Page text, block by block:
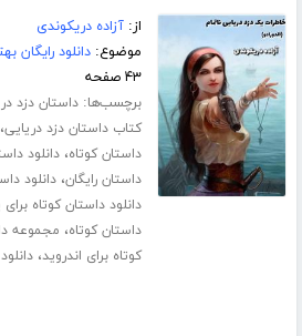
از:آزاده دریکوندی
موضوع:دانلود رایگان
۴۳ صفحه
برچسب‌ها:داستان دزد
کتاب داستان دزد دریایی
داستان کوتاه،دانلود
داستان رایگان،دانلود
دانلود داستان کوتاه
داستان کوتاه، مجموعه
کوتاه برای اندروید،